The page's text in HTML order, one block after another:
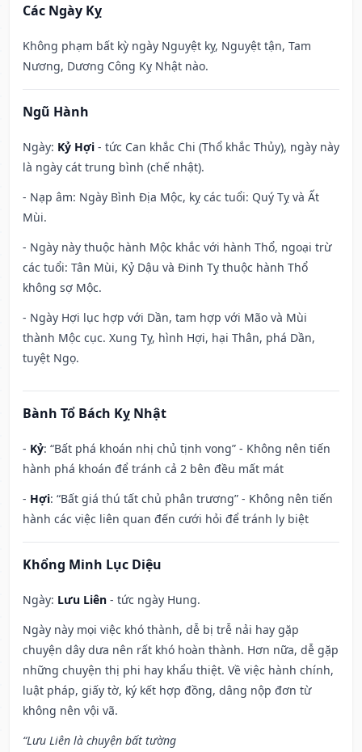
Các Ngày Kỵ
Không phạm bất kỳ ngày Nguyệt kỵ, Nguyệt tận, Tam
Nương, Dương Công Kỵ Nhật nào.
Ngũ Hành
Ngày: Kỷ Hợi - tức Can khắc Chi (Thổ khắc Thủy), ngày này
là ngày cát trung bình (chế nhật).
- Nạp âm: Ngày Bình Địa Mộc, kỵ các tuổi: Quý Tỵ và Ất
Mùi.
- Ngày này thuộc hành Mộc khắc với hành Thổ, ngoại trừ
các tuổi: Tân Mùi, Kỷ Dậu và Đinh Tỵ thuộc hành Thổ
không sợ Mộc.
- Ngày Hợi lục hợp với Dần, tam hợp với Mão và Mùi
thành Mộc cục. Xung Tỵ, hình Hợi, hại Thân, phá Dần,
tuyệt Ngọ.
Bành Tổ Bách Kỵ Nhật
- Kỷ: “Bất phá khoán nhị chủ tịnh vong” - Không nên tiến
hành phá khoán để tránh cả 2 bên đều mất mát
- Hợi: “Bất giá thú tất chủ phân trương” - Không nên tiến
hành các việc liên quan đến cưới hỏi để tránh ly biệt
Khổng Minh Lục Diệu
Ngày: Lưu Liên - tức ngày Hung.
Ngày này mọi việc khó thành, dễ bị trễ nải hay gặp
chuyện dây dưa nên rất khó hoàn thành. Hơn nữa, dễ gặp
những chuyện thị phi hay khẩu thiệt. Về việc hành chính,
luật pháp, giấy tờ, ký kết hợp đồng, dâng nộp đơn từ
không nên vội vã.
“Lưu Liên là chuyện bất tường